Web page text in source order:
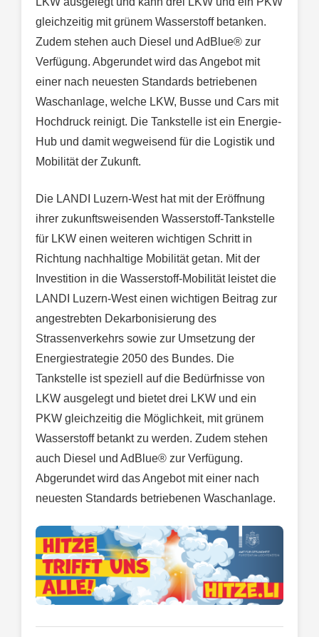
gleichzeitig mit grünem Wasserstoff betanken.
Zudem stehen auch Diesel und AdBlue® zur
Verfügung. Abgerundet wird das Angebot mit
einer nach neuesten Standards betriebenen
Waschanlage, welche LKW, Busse und Cars mit
Hochdruck reinigt. Die Tankstelle ist ein Energie-
Hub und damit wegweisend für die Logistik und
Mobilität der Zukunft.
Die LANDI Luzern-West hat mit der Eröffnung
ihrer zukunftsweisenden Wasserstoff-Tankstelle
für LKW einen weiteren wichtigen Schritt in
Richtung nachhaltige Mobilität getan. Mit der
Investition in die Wasserstoff-Mobilität leistet die
LANDI Luzern-West einen wichtigen Beitrag zur
angestrebten Dekarbonisierung des
Strassenverkehrs sowie zur Umsetzung der
Energiestrategie 2050 des Bundes. Die
Tankstelle ist speziell auf die Bedürfnisse von
LKW ausgelegt und bietet drei LKW und ein
PKW gleichzeitig die Möglichkeit, mit grünem
Wasserstoff betankt zu werden. Zudem stehen
auch Diesel und AdBlue® zur Verfügung.
Abgerundet wird das Angebot mit einer nach
neuesten Standards betriebenen Waschanlage.